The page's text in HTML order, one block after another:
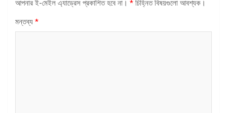
আপনার ই-মেইল এ্যাড্রেস প্রকাশিত হবে না। * চিহ্নিত বিষয়গুলো আবশ্যক।
মন্তব্য *